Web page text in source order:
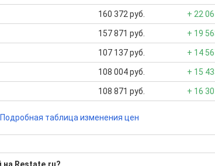
160 372 руб. + 22
157 871 руб. + 19
107 137 руб. + 14
108 004 руб. + 15
108 871 руб. + 16
Подробная таблица изменения цен